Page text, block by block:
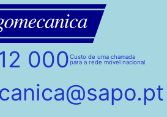
000Custo de uma chamada
para a rede móvel nacional